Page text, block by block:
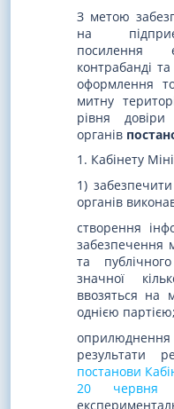
З метою
на
посилення
контрабанді
оформлення
митну
рівня
органів
1. Кабінету
1)
органів
створення
забезпечення
та
значної
ввозяться на
однією партією;
результати
постанови
20